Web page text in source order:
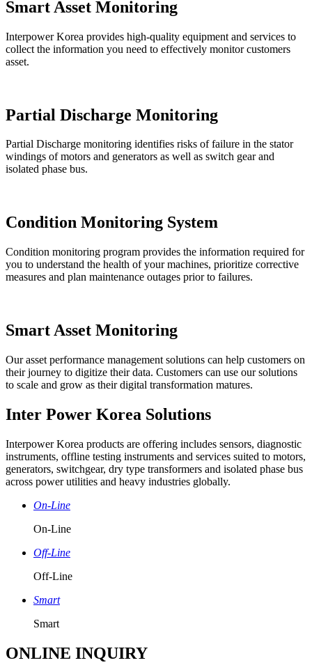
Smart Asset Monitoring
Interpower Korea provides high-quality equipment and services to
collect the information you need to effectively monitor customers
asset.
Partial Discharge Monitoring
Partial Discharge monitoring identifies risks of failure in the stator
windings of motors and generators as well as switch gear and
isolated phase bus.
Condition Monitoring System
Condition monitoring program provides the information required for
you to understand the health of your machines, prioritize corrective
measures and plan maintenance outages prior to failures.
Smart Asset Monitoring
Our asset performance management solutions can help customers on
their journey to digitize their data. Customers can use our solutions
to scale and grow as their digital transformation matures.
Inter Power Korea Solutions
Interpower Korea products are offering includes sensors, diagnostic
instruments, offline testing instruments and services suited to motors,
generators, switchgear, dry type transformers and isolated phase bus
across power utilities and heavy industries globally.
On-Line
On-Line
Off-Line
Off-Line
Smart
Smart
ONLINE INQUIRY